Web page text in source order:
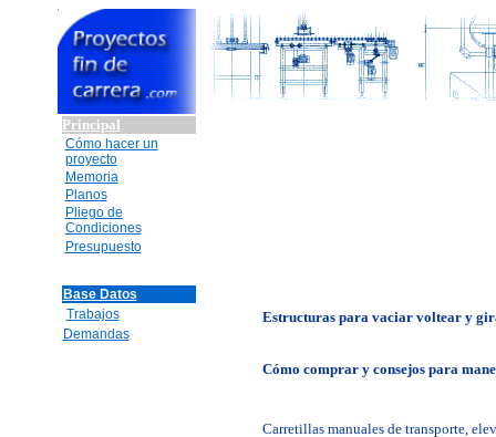
Principal
Cómo hacer un
proyecto
Memoria
Planos
Pliego de
Condiciones
Presupuesto
Base Datos
Trabajos
Demandas
Estructuras para vaciar voltear y
Cómo comprar y consejos para
Carretillas manuales de transporte,